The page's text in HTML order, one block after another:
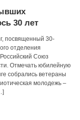
30 лет
посвященный 30-
отделения
Союз
Отмечать юбилейную
собрались ветераны
молодежь –